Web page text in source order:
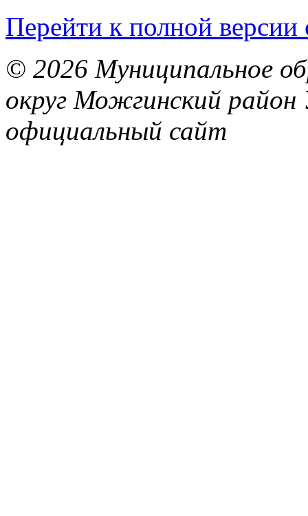
Перейти к полной версии
© 2026 Муниципальное
округ Можгинский район
официальный сайт